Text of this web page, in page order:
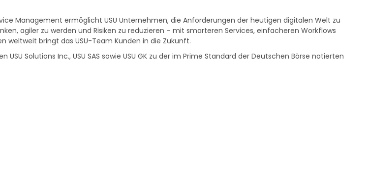
Management ermöglicht USU Unternehmen, die Anforderungen der heutigen digitalen Welt zu
agiler zu werden und Risiken zu reduzieren – mit smarteren Services, einfacheren Workflows
weltweit bringt das USU-Team Kunden in die Zukunft.
Solutions Inc., USU SAS sowie USU GK zu der im Prime Standard der Deutschen Börse notierten